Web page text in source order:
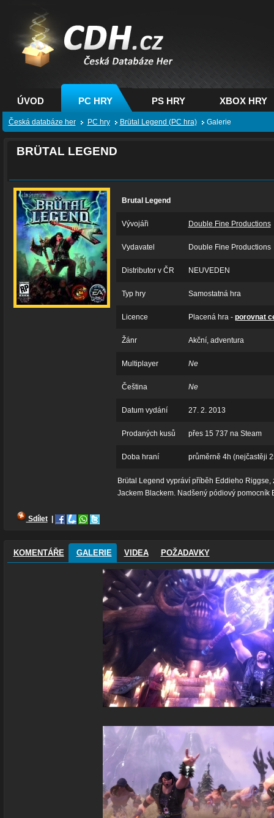
CDH.cz - hry na PC,
PS, XBOX - Česká
databáze her
ÚVOD PC HRY PS HRY XBOX HRY
Česká databáze her PC hry Brütal Legend (PC hra) Galerie
BRÜTAL LEGEND
Brutal Legend
Vývojáři Double Fine Productions
Vydavatel Double Fine Productions
Distributor v ČR NEUVEDEN
Typ hry Samostatná hra
Licence Placená hra - porovnat
Žánr Akční, adventura
Multiplayer Ne
Čeština Ne
Datum vydání 27. 2. 2013
Prodaných kusů přes 15 737 na Steam
Doba hraní průměrně 4h (nejčastěji
Brütal Legend vypráví příběh Eddieho
Jackem Blackem. Nadšený pódiový
Sdílet
KOMENTÁŘE GALERIE VIDEA POŽADAVKY